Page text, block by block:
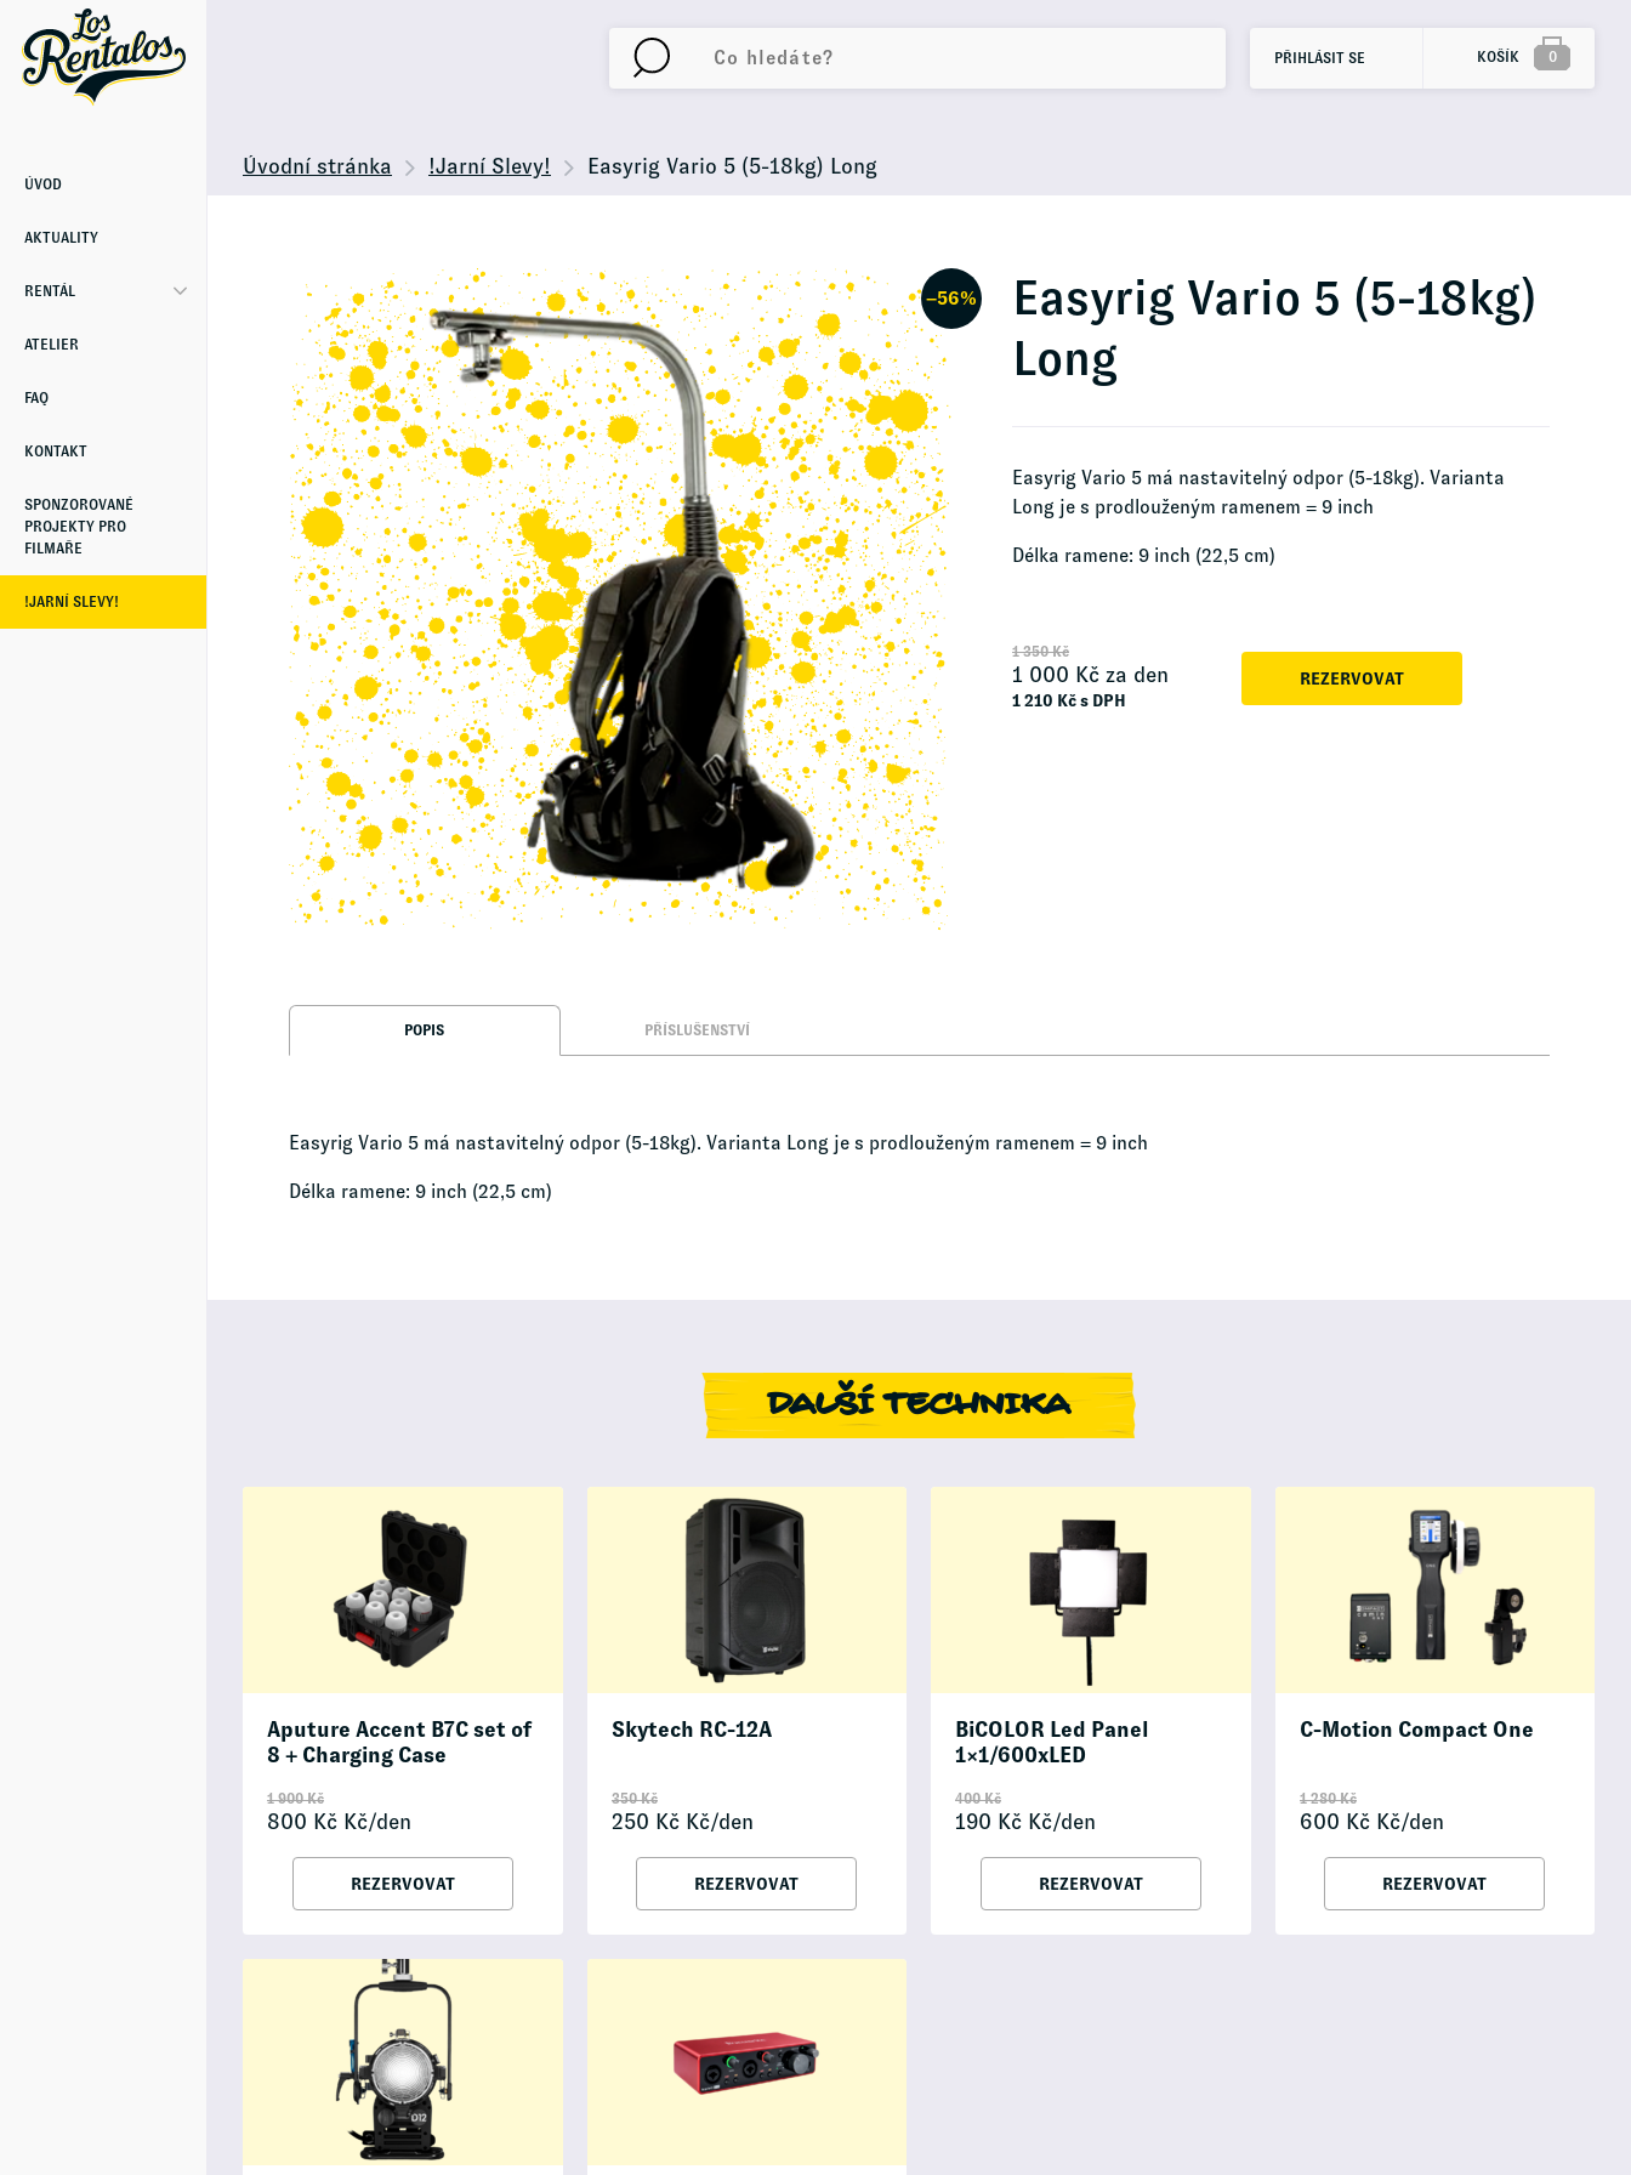
ÚVOD
AKTUALITY
RENTÁL
ATELIER
FAQ
KONTAKT
SPONZOROVANÉ
PROJEKTY PRO
FILMAŘE
!JARNÍ SLEVY!
PŘIHLÁSIT SE KOŠÍK 0
Úvodní stránka !Jarní Slevy! Easyrig Vario 5 (5-18kg) Long
−56%
Easyrig Vario 5 (5-18kg)
Long
Easyrig Vario 5 má nastavitelný odpor (5-18kg). Varianta
Long je s prodlouženým ramenem = 9 inch
Délka ramene: 9 inch (22,5 cm)
1 350 Kč
1 000 Kč za den
1 210 Kč s DPH
REZERVOVAT
POPIS PŘÍSLUŠENSTVÍ
Easyrig Vario 5 má nastavitelný odpor (5-18kg). Varianta Long je s prodlouženým ramenem = 9 inch
Délka ramene: 9 inch (22,5 cm)
DALŠÍ TECHNIKA
Aputure Accent B7C set of
8 + Charging Case
1 900 Kč
800 Kč Kč/den
REZERVOVAT
Skytech RC-12A
350 Kč
250 KčKč/den
REZERVOVAT
BiCOLOR Led Panel
1×1/600xLED
400 Kč
190 Kč Kč/den
REZERVOVAT
C-Motion Compact One
1 280 Kč
600 KčKč/den
REZERVOVAT